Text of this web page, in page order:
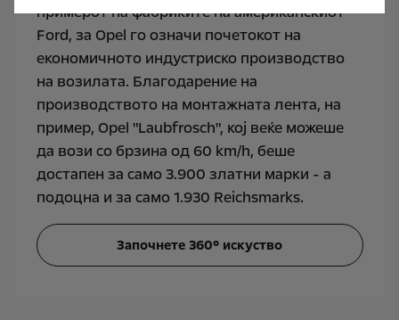
примерот на фабриките на американскиот
Ford, за Оpel го означи почетокот на
економичното индустриско производство
на возилата. Благодарение на
производството на монтажната лента, на
пример, Opel "Laubfrosch", кој веќе можеше
да вози со брзина од 60 km/h, беше
достапен за само 3.900 златни марки - а
подоцна и за само 1.930 Reichsmarks.
Започнете 360° искуство